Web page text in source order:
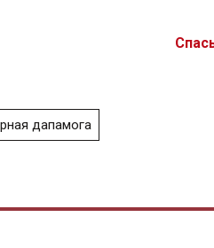
дапамога